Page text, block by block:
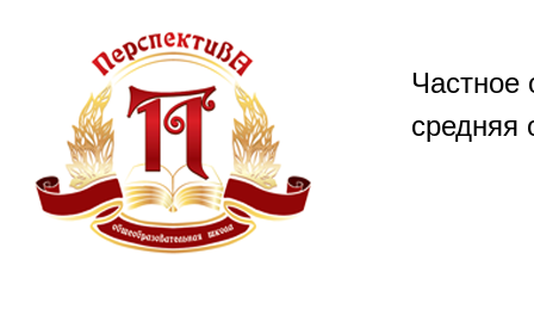
содержимому
Частное
средняя